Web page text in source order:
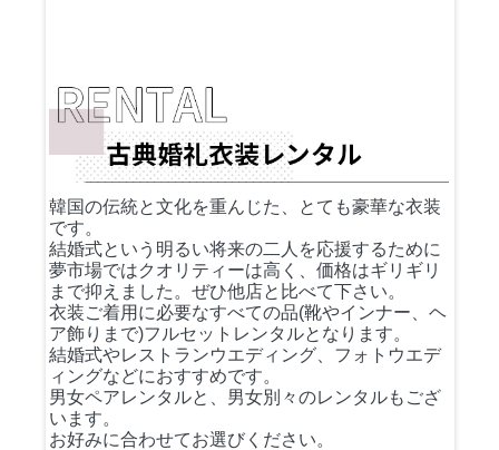
韓国の伝統と文化を重んじた、とても豪華な衣装
です。
結婚式という明るい将来の二人を応援するために
夢市場ではクオリティーは高く、価格はギリギリ
まで抑えました。ぜひ他店と比べて下さい。
衣装ご着用に必要なすべての品(靴やインナー、ヘ
ア飾りまで)フルセットレンタルとなります。
結婚式やレストランウエディング、フォトウエデ
ィングなどにおすすめです。
男女ペアレンタルと、男女別々のレンタルもござ
います。
お好みに合わせてお選びください。